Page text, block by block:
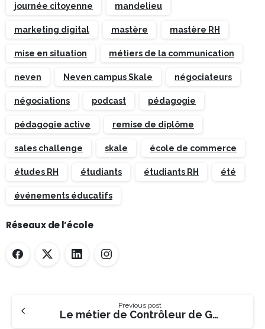
journée citoyenne mandelieu
marketing digital mastère mastère RH
mise en situation métiers de la communication
neven Neven campus Skale négociateurs
négociations podcast pédagogie
pédagogie active remise de diplôme
sales challenge skale école de commerce
études RH étudiants étudiants RH été
événements éducatifs
Réseaux de l’école
Previous post
Le métier de Contrôleur de Gestion junior